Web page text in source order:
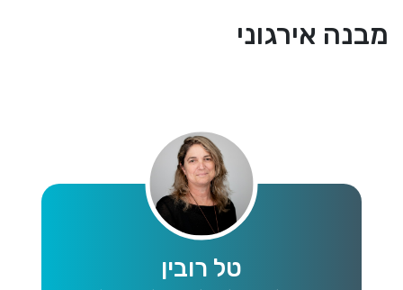
מבנה אירגוני
טל רובין